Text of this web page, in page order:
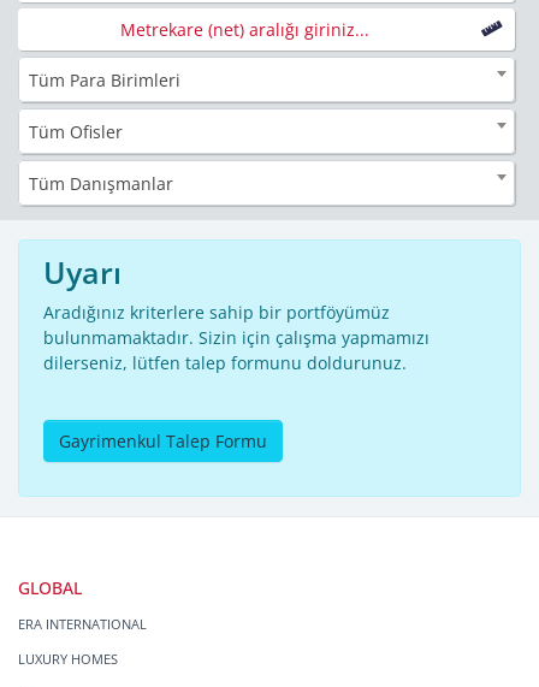
Metrekare (net) aralığı giriniz...
Tüm Para Birimleri
Tüm Ofisler
Tüm Danışmanlar
Uyarı
Aradığınız kriterlere sahip bir portföyümüz
bulunmamaktadır. Sizin için çalışma yapmamızı
dilerseniz, lütfen talep formunu doldurunuz.
Gayrimenkul Talep Formu
GLOBAL
ERA INTERNATIONAL
LUXURY HOMES